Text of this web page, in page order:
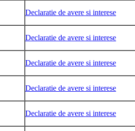
Declaratie de avere si interese
Declaratie de avere si interese
Declaratie de avere si interese
Declaratie de avere si interese
Declaratie de avere si interese